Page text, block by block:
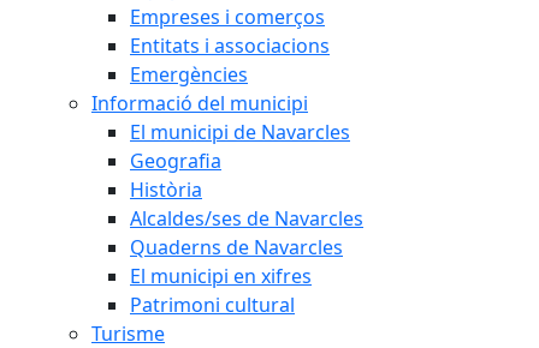
Empreses i comerços
Entitats i associacions
Emergències
Informació del municipi
El municipi de Navarcles
Geografia
Història
Alcaldes/ses de Navarcles
Quaderns de Navarcles
El municipi en xifres
Patrimoni cultural
Turisme